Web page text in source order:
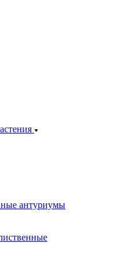
антуриумы